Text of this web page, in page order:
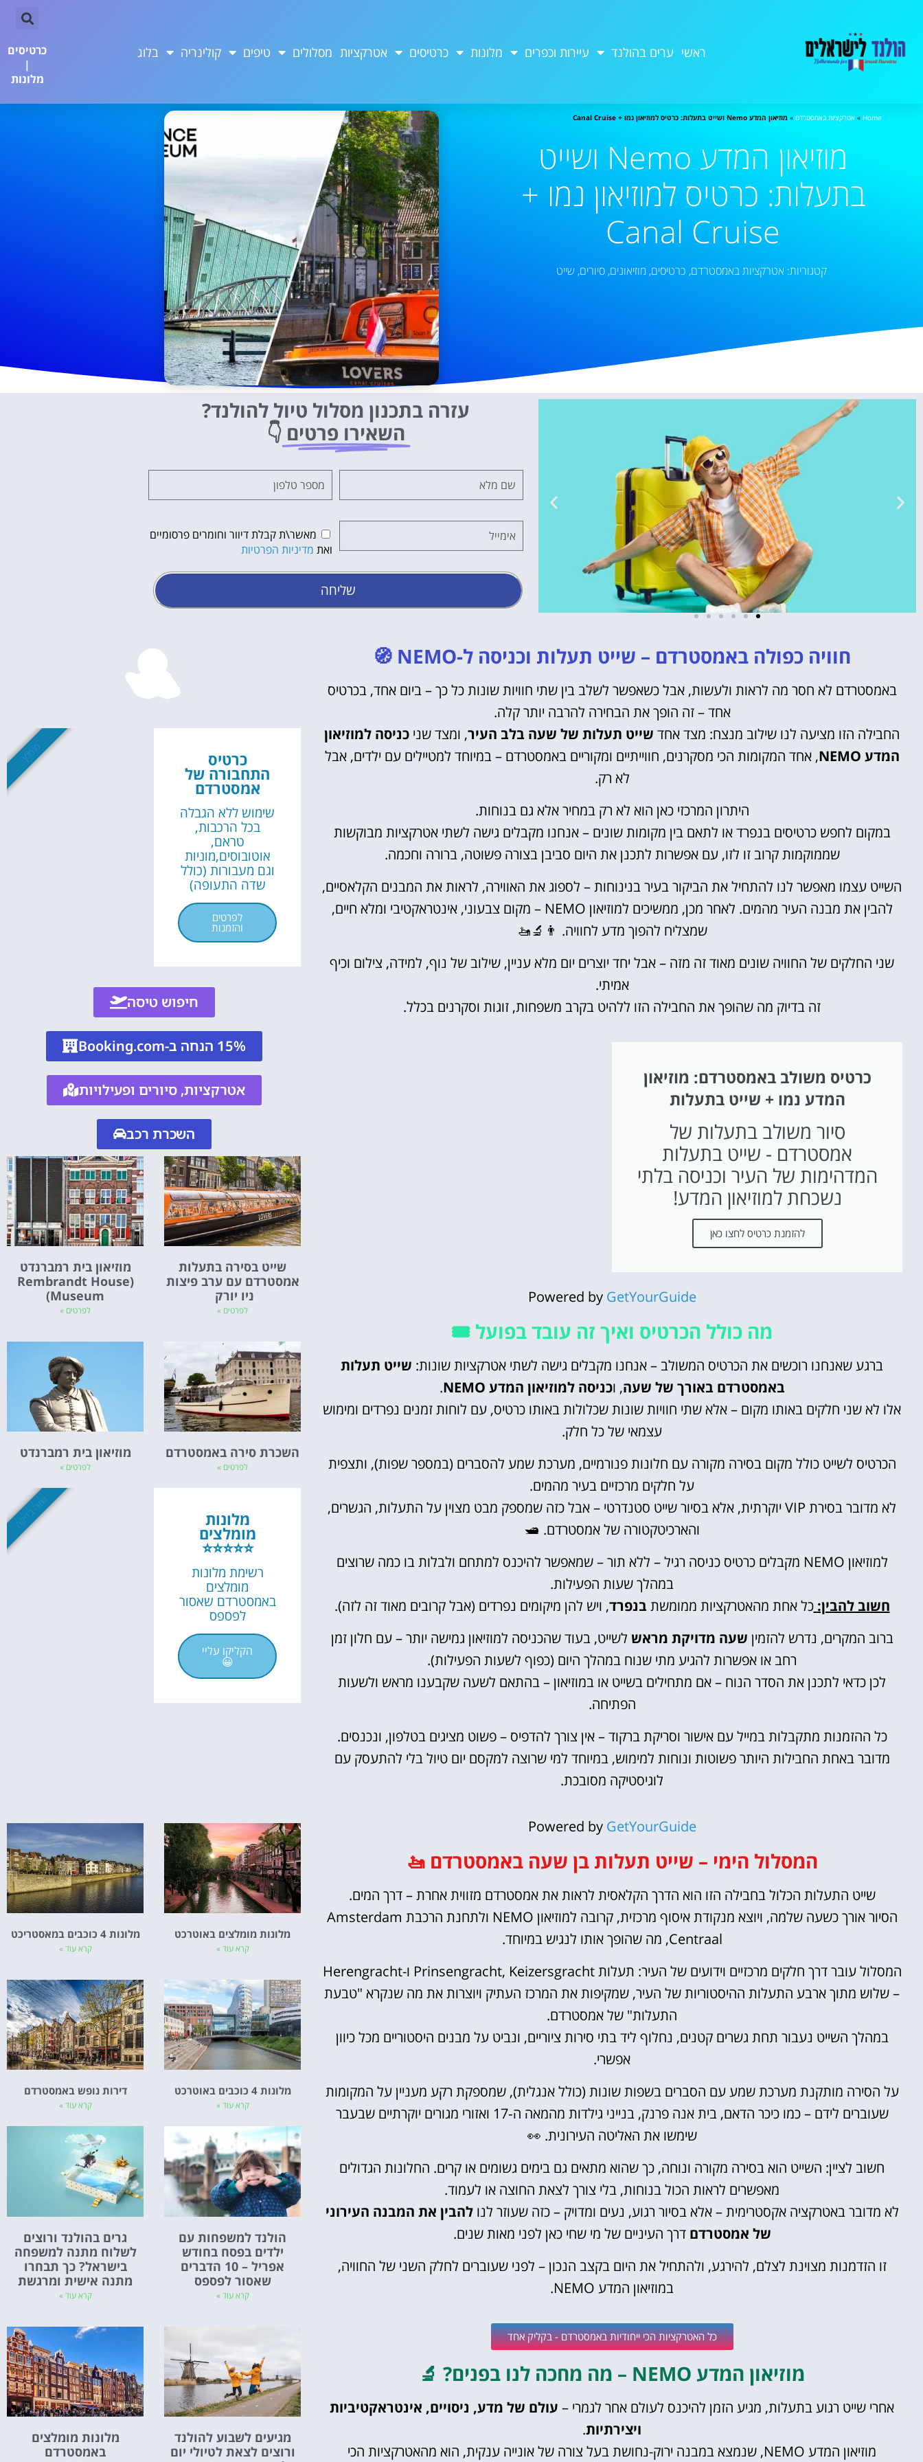
ראשי ערים בהולנד עיירות וכפרים מלונות כרטיסים אטרקציות מסלולים טיפים קולינריה בלוג
כרטיסים
|
מלונות
Home
» אטרקציות באמסטרדם » מוזיאון המדע Nemo ושייט בתעלות: כרטיס למוזיאון נמו + Canal Cruise
מוזיאון המדע Nemo ושייט
בתעלות: כרטיס למוזיאון נמו +
Canal Cruise
קטגוריות: אטרקציות באמסטרדם, כרטיסים, מוזיאונים,סיורים,שייט
מלונות
מומלץ?
לחצו
אטרקציות
וסיורים
הפעילויות השוות ביותר
לחצו פה!
השוואת מחירים
עזרה בתכנון מסלול טיול להולנד?
השאירו פרטים 👇
מאשר\ת קבלת דיוור וחומרים פרסומיים
ואת מדיניות הפרטיות
שליחה
חוויה כפולה באמסטרדם – שייט תעלות וכניסה ל-NEMO 🧭
באמסטרדם לא חסר מה לראות ולעשות, אבל כשאפשר לשלב בין שתי חוויות שונות כל כך – ביום אחד, בכרטיס
אחד – זה הופך את הבחירה להרבה יותר קלה.
החבילה הזו מציעה לנו שילוב מנצח: מצד אחד שייט תעלות של שעה בלב העיר, ומצד שני כניסה למוזיאון
המדע NEMO
, אחד המקומות הכי מסקרנים, חווייתיים ומקוריים באמסטרדם – במיוחד למטיילים עם ילדים, אבל
לא רק.
היתרון המרכזי כאן הוא לא רק במחיר אלא גם בנוחות.
במקום לחפש כרטיסים בנפרד או לתאם בין מקומות שונים – אנחנו מקבלים גישה לשתי אטרקציות מבוקשות
שממוקמות קרוב זו לזו, עם אפשרות לתכנן את היום סביבן בצורה פשוטה, ברורה וחכמה.
השייט עצמו מאפשר לנו להתחיל את הביקור בעיר בנינוחות – לספוג את האווירה, לראות את המבנים הקלאסיים,
להבין את מבנה העיר מהמים. לאחר מכן, ממשיכים למוזיאון NEMO – מקום צבעוני, אינטראקטיבי ומלא חיים,
שמצליח להפוך מדע לחוויה. 👨‍🔬🚤
שני החלקים של החוויה שונים מאוד זה מזה – אבל יחד יוצרים יום מלא עניין, שילוב של נוף, למידה, צילום וכיף
אמיתי.
זה בדיוק מה שהופך את החבילה הזו ללהיט בקרב משפחות, זוגות וסקרנים בכלל.
כרטיס משולב באמסטרדם: מוזיאון
המדע נמו + שייט בתעלות
סיור משולב בתעלות של
אמסטרדם - שייט בתעלות
המדהימות של העיר וכניסה בלתי
נשכחת למוזיאון המדע!
להזמנת כרטיס לחצו כאן
Powered by GetYourGuide
מה כולל הכרטיס ואיך זה עובד בפועל 🎟️
ברגע שאנחנו רוכשים את הכרטיס המשולב – אנחנו מקבלים גישה לשתי אטרקציות שונות: שייט תעלות
באמסטרדם באורך של שעה, וכניסה למוזיאון המדע NEMO
.
אלו לא שני חלקים באותו מקום – אלא שתי חוויות שונות שכלולות באותו כרטיס, עם לוחות זמנים נפרדים ומימוש
עצמאי של כל חלק.
הכרטיס לשייט כולל מקום בסירה מקורה עם חלונות פנורמיים, מערכת שמע להסברים (במספר שפות), ותצפית
על חלקים מרכזיים בעיר מהמים.
לא מדובר בסירת VIP יוקרתית, אלא בסיור שייט סטנדרטי – אבל כזה שמספק מבט מצוין על התעלות, הגשרים,
והארכיטקטורה של אמסטרדם. 🛥️
למוזיאון NEMO מקבלים כרטיס כניסה רגיל – ללא תור – שמאפשר להיכנס למתחם ולבלות בו כמה שרוצים
במהלך שעות הפעילות.
חשוב להבין: כל אחת מהאטרקציות ממומשת בנפרד, ויש להן מיקומים נפרדים (אבל קרובים מאוד זה לזה).
ברוב המקרים, נדרש להזמין שעה מדויקת מראש לשייט, בעוד שהכניסה למוזיאון גמישה יותר – עם חלון זמן
רחב או אפשרות להגיע מתי שנוח במהלך היום (כפוף לשעות הפעילות).
לכן כדאי לתכנן את הסדר הנוח – אם מתחילים בשייט או במוזיאון – בהתאם לשעה שקבענו מראש ולשעות
הפתיחה.
כל ההזמנות מתקבלות במייל עם אישור וסריקת ברקוד – אין צורך להדפיס – פשוט מציגים בטלפון, ונכנסים.
מדובר באחת החבילות היותר פשוטות ונוחות למימוש, במיוחד למי שרוצה למקסם יום טיול בלי להתעסק עם
לוגיסטיקה מסובכת.
Powered by GetYourGuide
המסלול הימי – שייט תעלות בן שעה באמסטרדם 🚤
שייט התעלות הכלול בחבילה הזו הוא הדרך הקלאסית לראות את אמסטרדם מזווית אחרת – דרך המים.
הסיור אורך כשעה שלמה, ויוצא מנקודת איסוף מרכזית, קרובה למוזיאון NEMO ולתחנת הרכבת Amsterdam
Centraal, מה שהופך אותו לנגיש במיוחד.
המסלול עובר דרך חלקים מרכזיים וידועים של העיר: תעלות Prinsengracht, Keizersgracht ו-Herengracht
– שלוש מתוך ארבע התעלות ההיסטוריות של העיר, שמקיפות את המרכז העתיק ויוצרות את מה שנקרא "טבעת
התעלות" של אמסטרדם.
במהלך השייט נעבור תחת גשרים קטנים, נחלוף ליד בתי סירות ציוריים, ונביט על מבנים היסטוריים מכל כיוון
אפשרי.
על הסירה מותקנת מערכת שמע עם הסברים בשפות שונות (כולל אנגלית), שמספקת רקע מעניין על המקומות
שעוברים לידם – כמו כיכר הדאם, בית אנה פרנק, בנייני גילדות מהמאה ה‑17 ואזורי מגורים יוקרתיים שבעבר
שימשו את האליטה העירונית. 👀
חשוב לציין: השייט הוא בסירה מקורה ונוחה, כך שהוא מתאים גם בימים גשומים או קרים. החלונות הגדולים
מאפשרים לראות הכול בנוחות, בלי צורך לצאת החוצה או לעמוד.
לא מדובר באטרקציה אקסטרימית – אלא בסיור רגוע, נעים ומדויק – כזה שעוזר לנולהבין את המבנה העירוני
של אמסטרדם דרך העיניים של מי שחי כאן לפני מאות שנים.
זו הזדמנות מצוינת לצלם, להירגע, ולהתחיל את היום בקצב הנכון – לפני שעוברים לחלק השני של החוויה,
במוזיאון המדע NEMO.
כל האטרקציות הכי ייחודיות באמסטרדם - בקליק אחד
מוזיאון המדע NEMO – מה מחכה לנו בפנים? 🔬
אחרי שייט רגוע בתעלות, מגיע הזמן להיכנס לעולם אחר לגמרי – עולם של מדע, ניסויים, אינטראקטיביות
ויצירתיות.
מוזיאון המדע NEMO, שנמצא במבנה ירוק-נחושת בעל צורה של אונייה ענקית, הוא מהאטרקציות הכי
כרטיס
התחבורה של
אמסטרדם
שימוש ללא הגבלה
בכל הרכבות,
טראם,
אוטובוסים,מוניות
וגם מעבורות (כולל
שדה התעופה)
לפרטים
והזמנות
מומלץ
חיפוש טיסה
15% הנחה ב-Booking.com
אטרקציות, סיורים ופעילויות
השכרת רכב
שייט בסירה בתעלות
אמסטרדם עם ערב פיצות
ניו יורק
לפרטים »
מוזיאון בית רמברנדט
(Rembrandt House
Museum)
לפרטים »
השכרת סירה באמסטרדם
לפרטים »
מוזיאון בית רמברנדט
לפרטים »
מלונות
מומלצים
⭐⭐⭐⭐⭐
רשימת מלונות
מומלצים
באמסטרדם שאסור
לפספס
הקליקו עליי
😀
שווה בדיקה
מלונות מומלצים באוטרכט
קרא עוד »
מלונות 4 כוכבים במאסטריכט
קרא עוד »
מלונות 4 כוכבים באוטרכט
קרא עוד »
דירות נופש באמסטרדם
קרא עוד »
הולנד למשפחות עם
ילדים בפסח בחודש
אפריל – 10 הדברים
שאסור לפספס
קרא עוד »
גרים בהולנד ורוצים
לשלוח מתנה למשפחה
בישראל? כך תבחרו
מתנה אישית ומרגשת
קרא עוד »
מגיעים לשבוע להולנד
ורוצים לצאת לטיולי יום
מלונות מומלצים
באמסטרדם